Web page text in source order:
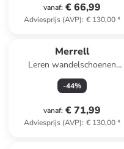
vanaf: € 66,99
Adviesprijs (AVP): € 130,00*
Merrell
Leren wandelschoenen
"Yokota 3 GTX" grijs
-44%
vanaf: € 71,99
Adviesprijs (AVP): € 130,00*